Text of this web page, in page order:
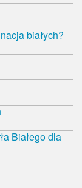
białych?
Białego dla